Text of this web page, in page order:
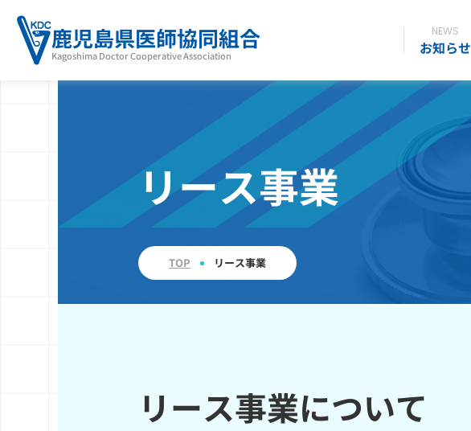
鹿児島県医師協同組合
Kagoshima Doctor Cooperative Association
NEWS
お知らせ
リース事業
TOP リース事業
リース事業について